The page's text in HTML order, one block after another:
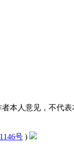
本人意见，不代
号 )